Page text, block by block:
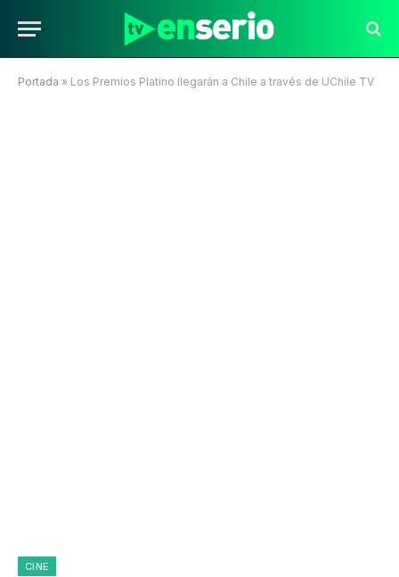
Portada » Los Premios Platino llegarán a Chile a través de UChile TV
CINE